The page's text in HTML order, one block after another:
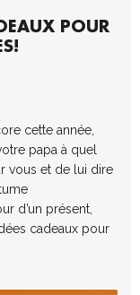
POUR
cette année,
papa à quel
vous et de lui dire
d’un présent,
cadeaux pour